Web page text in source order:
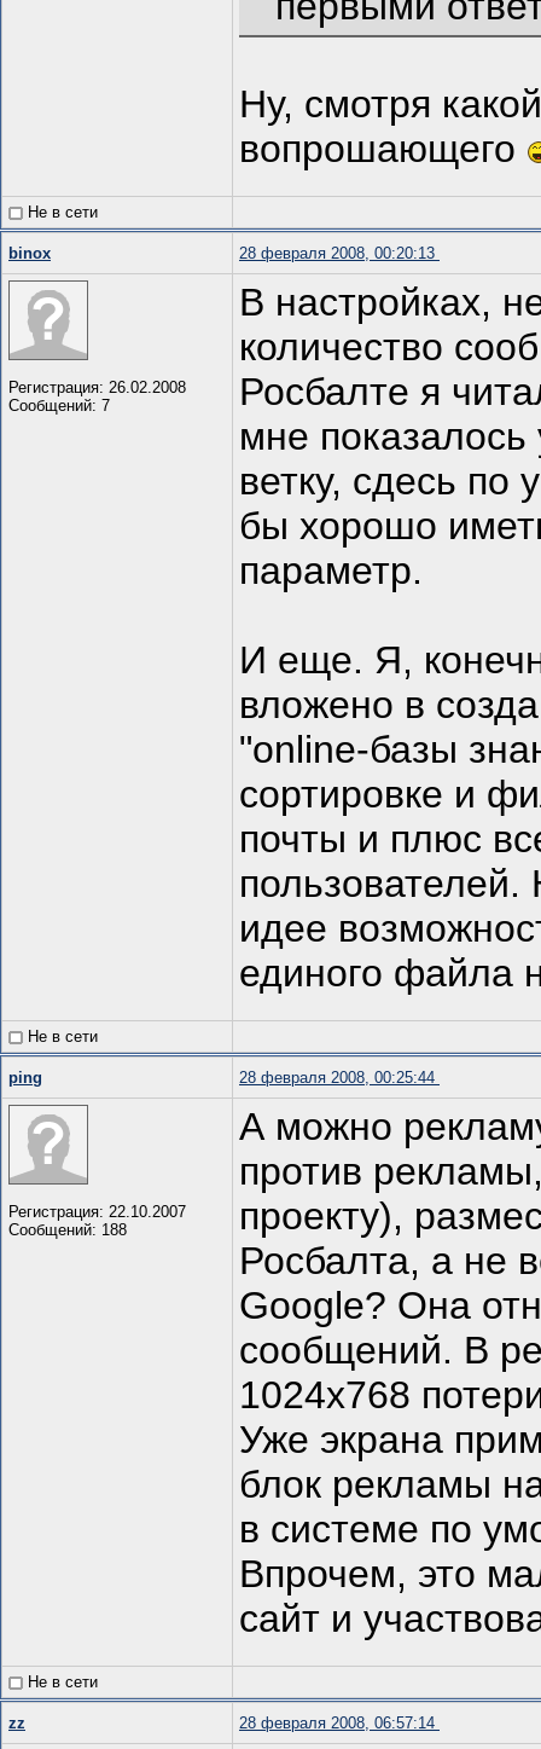
Ну, смотря
вопрошающего
Не в сети
binox 28 февраля 2008, 00:20:13
Регистрация: 26.02.2008
Сообщений: 7
В настройках,
количество
Росбалте я
мне
ветку, сдесь
бы хорошо
параметр.
И еще. Я,
вложено в
"online-базы
сортировке и
почты и плюс
пользователей.
идее
единого файла
Не в сети
ping 28 февраля 2008, 00:25:44
Регистрация: 22.10.2007
Сообщений: 188
А можно
против
проекту),
Росбалта, а не
Google? Она
сообщений. В
1024х768
Уже экрана
блок рекламы
в системе по
Впрочем, это
сайт и
Не в сети
zz 28 февраля 2008, 06:57:14